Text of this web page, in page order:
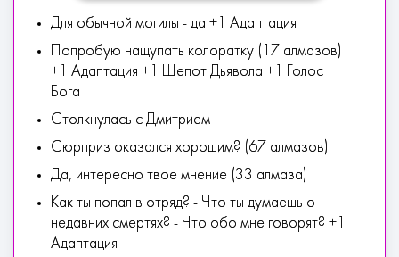
Для обычной могилы - да +1 Адаптация
Попробую нащупать колоратку (17 алмазов)
+1 Адаптация +1 Шепот Дьявола +1 Голос
Бога
Столкнулась с Дмитрием
Сюрприз оказался хорошим? (67 алмазов)
Да, интересно твое мнение (33 алмаза)
Как ты попал в отряд? - Что ты думаешь о
недавних смертях? - Что обо мне говорят? +1
Адаптация